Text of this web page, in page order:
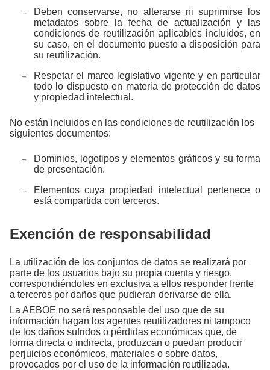
Deben conservarse, no alterarse ni suprimirse los
metadatos sobre la fecha de actualización y las
condiciones de reutilización aplicables incluidos, en
su caso, en el documento puesto a disposición para
su reutilización.
Respetar el marco legislativo vigente y en particular
todo lo dispuesto en materia de protección de datos
y propiedad intelectual.
No están incluidos en las condiciones de reutilización los
siguientes documentos:
Dominios, logotipos y elementos gráficos y su forma
de presentación.
Elementos cuya propiedad intelectual pertenece o
está compartida con terceros.
Exención de responsabilidad
La utilización de los conjuntos de datos se realizará por
parte de los usuarios bajo su propia cuenta y riesgo,
correspondiéndoles en exclusiva a ellos responder frente
a terceros por daños que pudieran derivarse de ella.
La AEBOE no será responsable del uso que de su
información hagan los agentes reutilizadores ni tampoco
de los daños sufridos o pérdidas económicas que, de
forma directa o indirecta, produzcan o puedan producir
perjuicios económicos, materiales o sobre datos,
provocados por el uso de la información reutilizada.